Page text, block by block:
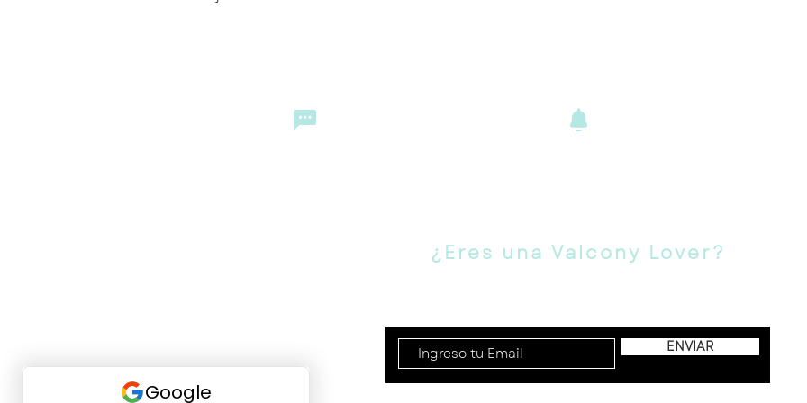
¿Eres una Valcony Lover?
ENVIAR